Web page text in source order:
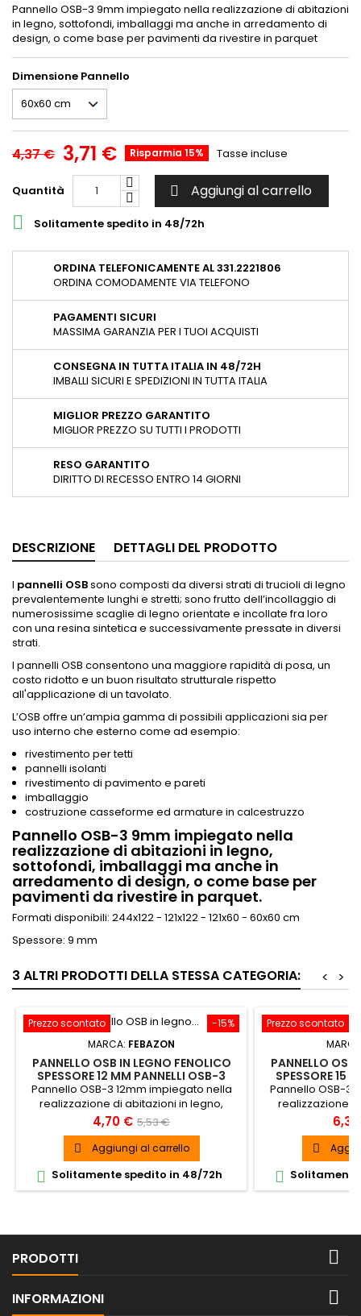
Pannello OSB-3 9mm impiegato nella realizzazione di abitazioni
in legno, sottofondi, imballaggi ma anche in arredamento di
design, o come base per pavimenti da rivestire in parquet
Dimensione Pannello
4,37 € 3,71 € Risparmia 15% Tasse incluse
Quantità  Aggiungi al carrello
 Solitamente spedito in 48/72h
ORDINA TELEFONICAMENTE AL 331.2221806
ORDINA COMODAMENTE VIA TELEFONO
PAGAMENTI SICURI
MASSIMA GARANZIA PER I TUOI ACQUISTI
CONSEGNA IN TUTTA ITALIA IN 48/72H
IMBALLI SICURI E SPEDIZIONI IN TUTTA ITALIA
MIGLIOR PREZZO GARANTITO
MIGLIOR PREZZO SU TUTTI I PRODOTTI
RESO GARANTITO
DIRITTO DI RECESSO ENTRO 14 GIORNI
DESCRIZIONE DETTAGLI DEL PRODOTTO
I pannelli OSBsono composti da diversi strati di trucioli di legno
prevalentemente lunghi e stretti; sono frutto dell’incollaggio di
numerosissime scaglie di legno orientate e incollate fra loro
con una resina sintetica e successivamente pressate in diversi
strati.
I pannelli OSB consentono una maggiore rapidità di posa, un
costo ridotto e un buon risultato strutturale rispetto
all'applicazione di un tavolato.
L’OSB offre un’ampia gamma di possibili applicazioni sia per
uso interno che esterno come ad esempio:
rivestimento per tetti
pannelli isolanti
rivestimento di pavimento e pareti
imballaggio
costruzione casseforme ed armature in calcestruzzo
Pannello OSB-3 9mm impiegato nella
realizzazione di abitazioni in legno,
sottofondi, imballaggi ma anche in
arredamento di design, o come base per
pavimenti da rivestire in parquet.
Formati disponibili: 244x122 - 121x122 - 121x60 - 60x60 cm
Spessore: 9 mm
3 ALTRI PRODOTTI DELLA STESSA CATEGORIA: >
<
-15%
Prezzo scontato
MARCA: FEBAZON
PANNELLO OSB IN LEGNO FENOLICO
SPESSORE 12 MM PANNELLI OSB-3
Pannello OSB-3 12mm impiegato nella
realizzazione di abitazioni in legno,
sottofondi, imballaggi ma anche in
arredamento di design, o come base
per pavimenti da rivestire in parquet
Prezzo
4,70 € Prezzo
base
5,53 €
 Aggiungi al carrello
 Solitamente spedito in 48/72h
Prezzo scontato
PANNELLO OSB
SPESSORE 15
Pannello OSB-3
realizzazione
sottofondi,
arredamento
per pavimenti


PRODOTTI 
INFORMAZIONI 